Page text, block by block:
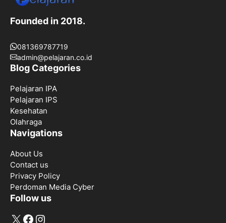
Founded in 2018.
081369787719
admin@pelajaran.co.id
Blog Categories
Pelajaran IPA
Pelajaran IPS
Kesehatan
Olahraga
Navigations
About Us
Contact us
Privacy Policy
Perdoman Media Cyber
Follow us
X Facebook
Instagram